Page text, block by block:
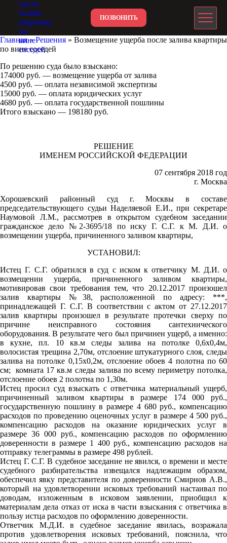
ПОЗВОНИТЬ
Главная»Решения » Возмещение ущерба после залива квартиры
по вине соседей
По решению суда было взыскано:
174000 руб. — возмещение ущерба от залива
4500 руб. — оплата независимой экспертизы
15000 руб. — оплата юридических услуг
4680 руб. — оплата государственной пошлины
Итого взыскано — 198180 руб.
РЕШЕНИЕ
ИМЕНЕМ РОССИЙСКОЙ ФЕДЕРАЦИИ
07 сентября 2018 год
г. Москва
Хорошевский районный суд г. Москвы в составе
председательствующего судьи Наделяевой Е.И., при секретаре
Наумовой Л.М., рассмотрев в открытом судебном заседании
гражданское дело №2-3695/18 по иску Г. С.Г. к М. Д.И. о
возмещении ущерба, причиненного заливом квартиры,
УСТАНОВИЛ:
Истец Г. С.Г. обратился в суд с иском к ответчику М. Д.И. о
возмещении ущерба, причиненного заливом квартиры,
мотивировав свои требования тем, что 20.12.2017 произошел
залив квартиры №38, расположенной по адресу: ***,
принадлежащей Г. С.Г. В соответствии с актом от 27.12.2017
залив квартиры произошел в результате протечки сверху по
причине неисправного состояния сантехнического
оборудования. В результате чего был причинен ущерб, а именно:
в кухне, пл. 10 кв.м следы залива на потолке 0,6х0,4м,
волосистая трещина 2,70м, отслоение штукатурного слоя, следы
залива на потолке 0,15х0,2м, отслоение обоев 4 полотна по 60
см; комната 17 кв.м следы залива по всему периметру потолка,
отслоение обоев 2 полотна по 1,30м.
Истец просил суд взыскать с ответчика материальный ущерб,
причиненный заливом квартиры в размере 174 000 руб.,
государственную пошлину в размере 4 680 руб., компенсацию
расходов по проведению оценочных услуг в размере 4 500 руб.,
компенсацию расходов на оказание юридических услуг в
размере 36 000 руб., компенсацию расходов по оформлению
доверенности в размере 1 400 руб., компенсацию расходов на
отправку телеграммы в размере 498 рублей.
Истец Г. С.Г. В судебное заседание не явился, о времени и месте
судебного разбирательства извещался надлежащим образом,
обеспечил явку представителя по доверенности Смирнов А.В.,
который на удовлетворении исковых требований настаивал по
доводам, изложенным в исковом заявлении, приобщил к
материалам дела отказ от иска в части взыскания с ответчика в
пользу истца расходов по оформлению доверенности.
Ответчик М.Д.И. в судебное заседание явилась, возражала
против удовлетворения исковых требований, пояснила, что